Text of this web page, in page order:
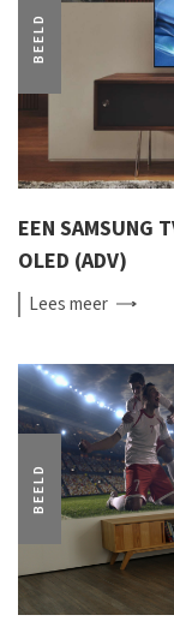
BEELD
EEN SAMSUNG
OLED (ADV)
Leesmeer
BEELD